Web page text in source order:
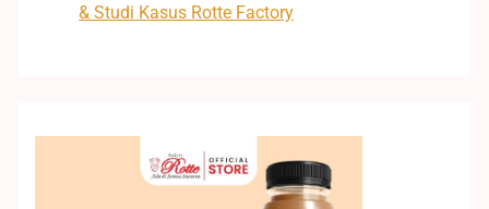
& Studi Kasus Rotte Factory